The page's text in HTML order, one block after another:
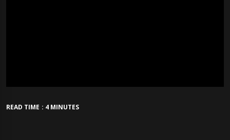
READ TIME : 4 MINUTES